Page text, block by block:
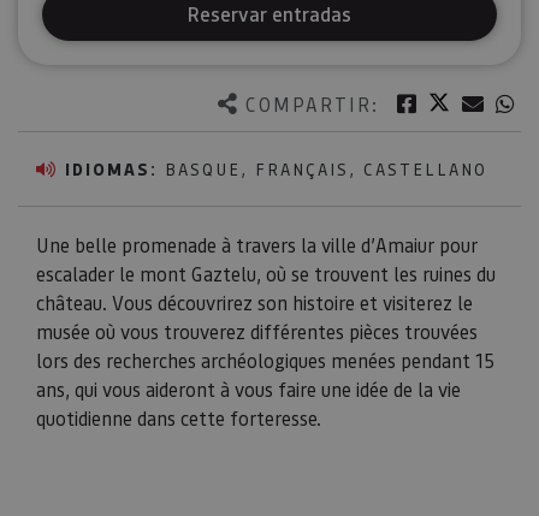
COMPARTIR: Facebook
Twitter
IDIOMAS: BASQUE, FRANÇAIS, CASTELLANO
Une belle promenade à travers la ville d’Amaiur pour
escalader le mont Gaztelu, où se trouvent les ruines du
château. Vous découvrirez son histoire et visiterez le
musée où vous trouverez différentes pièces trouvées
lors des recherches archéologiques menées pendant 15
ans, qui vous aideront à vous faire une idée de la vie
quotidienne dans cette forteresse.
Reservar entradas